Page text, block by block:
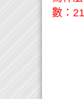
數：